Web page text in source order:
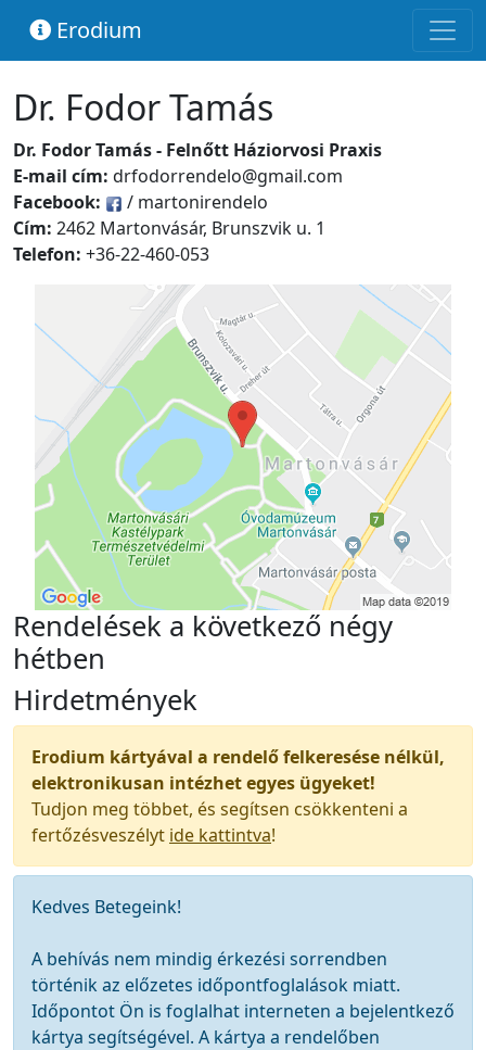
Erodium
Dr. Fodor Tamás
Dr. Fodor Tamás - Felnőtt Háziorvosi Praxis
E-mail cím: drfodorrendelo@gmail.com
Facebook:
/ martonirendelo
Cím: 2462 Martonvásár, Brunszvik u. 1
Telefon: +36-22-460-053
Rendelések a következő négy
hétben
Hirdetmények
Erodium kártyával a rendelő felkeresése nélkül,
elektronikusan intézhet egyes ügyeket!
Tudjon meg többet, és segítsen csökkenteni a
fertőzésveszélyt ide kattintva!
Kedves Betegeink!
A behívás nem mindig érkezési sorrendben
történik az előzetes időpontfoglalások miatt.
Időpontot Ön is foglalhat interneten a bejelentkező
kártya segítségével. A kártya a rendelőben